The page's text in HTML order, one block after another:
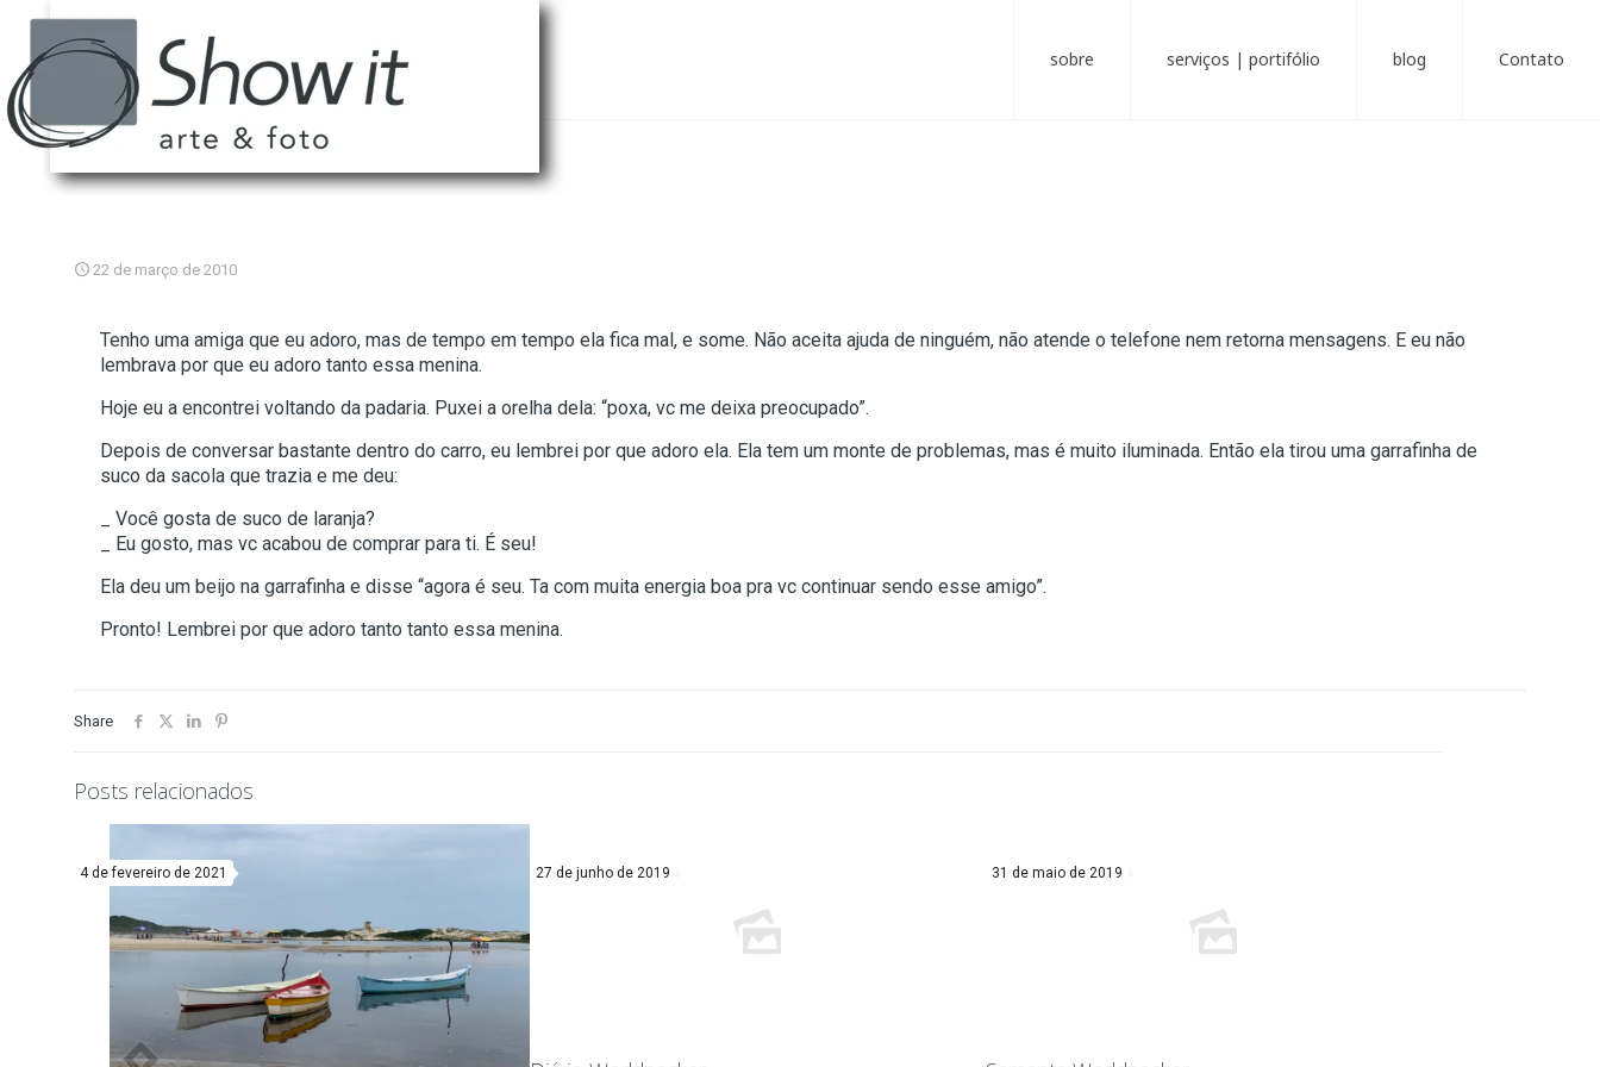
sobre serviços | portifólio blog Contato
22 de março de 2010
Tenho uma amiga que eu adoro, mas de tempo em tempo ela fica mal, e some. Não aceita ajuda de ninguém, não atende o telefone nem retorna mensagens. E eu não
lembrava por que eu adoro tanto essa menina.
Hoje eu a encontrei voltando da padaria. Puxei a orelha dela: “poxa, vc me deixa preocupado”.
Depois de conversar bastante dentro do carro, eu lembrei por que adoro ela. Ela tem um monte de problemas, mas é muito iluminada. Então ela tirou uma garrafinha de
suco da sacola que trazia e me deu:
_ Você gosta de suco de laranja?
_ Eu gosto, mas vc acabou de comprar para ti. É seu!
Ela deu um beijo na garrafinha e disse “agora é seu. Ta com muita energia boa pra vc continuar sendo esse amigo”.
Pronto! Lembrei por que adoro tanto tanto essa menina.
Share
Posts relacionados
4 de fevereiro de 2021 27 de junho de 2019 31 de maio de 2019